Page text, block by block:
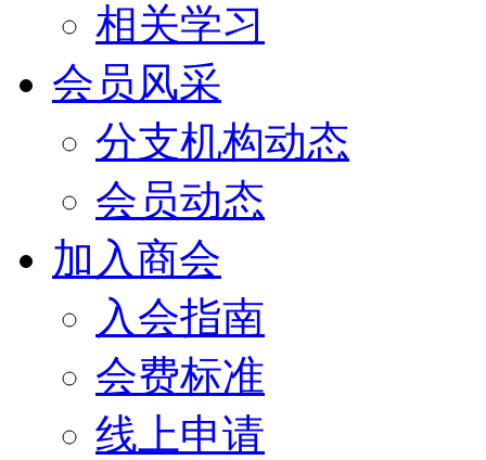
相关学习
会员风采
分支机构动态
会员动态
加入商会
入会指南
会费标准
线上申请